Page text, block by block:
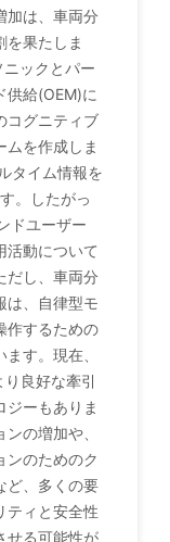
加は、車両分
を果たしま
ックとパー
供給(OEM)に
コグニティブ
ムを作成しま
タイム情報を
。したがっ
ドユーザー
活動について
だし、車両分
は、自律型モ
作するための
す。現在、
良好な牽引
ジーもありま
の増加や、
ンのためのク
ど、多くの要
ティと安全性
せる可能性が